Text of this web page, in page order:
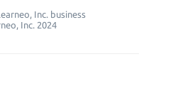
Inc. business
Inc. 2024